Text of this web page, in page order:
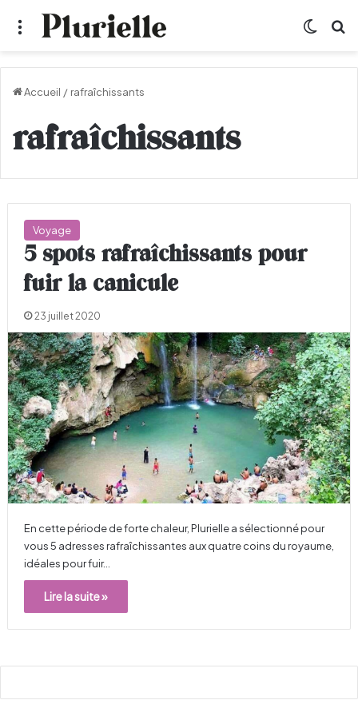
Menu
Accueil / rafraîchissants
rafraîchissants
Voyage
5 spots rafraîchissants pour
fuir la canicule
23 juillet 2020
En cette période de forte chaleur, Plurielle a sélectionné pour
vous 5 adresses rafraîchissantes aux quatre coins du royaume,
idéales pour fuir…
Lire la suite »